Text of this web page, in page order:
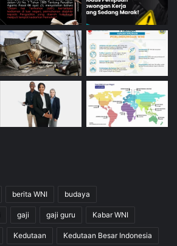
berita WNI budaya
gaji gaji guru Kabar WNI
Kedutaan Kedutaan Besar Indonesia